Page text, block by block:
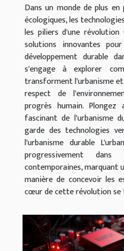
Dans un monde de plus
écologiques, les
les piliers d'une révolution
solutions innovantes
développement durable
s'engage à explorer
transforment l'urbanisme
respect de
progrès humain. Plongez
fascinant de l'urbanisme
garde des technologies
l'urbanisme durable
progressivement
contemporaines, marquant
manière de concevoir les
cœur de cette révolution se